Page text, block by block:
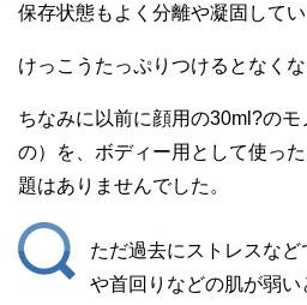
保存状態もよく分離や凝固してい
けっこうたっぷりつけるとなくな
ちなみに以前に顔用の30ml?の
の）を、ボディー用として使っ
題はありませんでした。
ただ過去にストレスな
や首回りなどの肌が弱